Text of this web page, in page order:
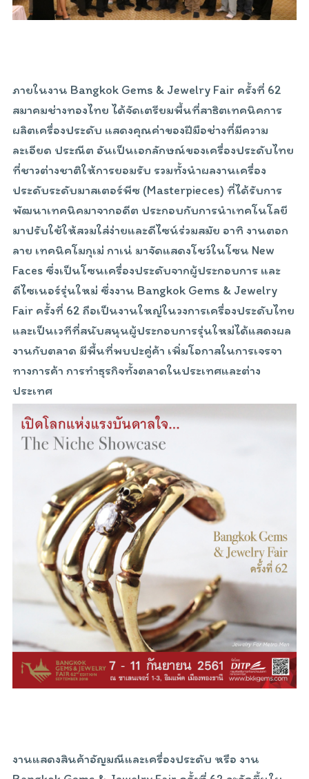
ภายในงาน Bangkok Gems & Jewelry Fair ครั้งที่ 62
สมาคมช่างทองไทย ได้จัดเตรียมพื้นที่สาธิตเทคนิคการ
ผลิตเครื่องประดับ แสดงคุณค่าของฝีมือช่างที่มีความ
ละเอียด ประณีต อันเป็นเอกลักษณ์ของเครื่องประดับไทย
ที่ชาวต่างชาติให้การยอมรับ รวมทั้งนำผลงานเครื่อง
ประดับระดับมาสเตอร์พีซ (Masterpieces) ที่ได้รับการ
พัฒนาเทคนิคมาจากอดีต ประกอบกับการนำเทคโนโลยี
มาปรับใช้ให้สวมใส่ง่ายและดีไซน์ร่วมสมัย อาทิ งานตอก
ลาย เทคนิคโมกุเม่ กาเน่ มาจัดแสดงโชว์ในโซน New
Faces ซึ่งเป็นโซนเครื่องประดับจากผู้ประกอบการ และ
ดีไซเนอร์รุ่นใหม่ ซึ่งงาน Bangkok Gems & Jewelry
Fair ครั้งที่ 62 ถือเป็นงานใหญ่ในวงการเครื่องประดับไทย
และเป็นเวทีที่สนับสนุนผู้ประกอบการรุ่นใหม่ได้แสดงผล
งานกับตลาด มีพื้นที่พบปะคู่ค้า เพิ่มโอกาสในการเจรจา
ทางการค้า การทำธุรกิจทั้งตลาดในประเทศและต่าง
ประเทศ
งานแสดงสินค้าอัญมณีและเครื่องประดับ หรือ งาน